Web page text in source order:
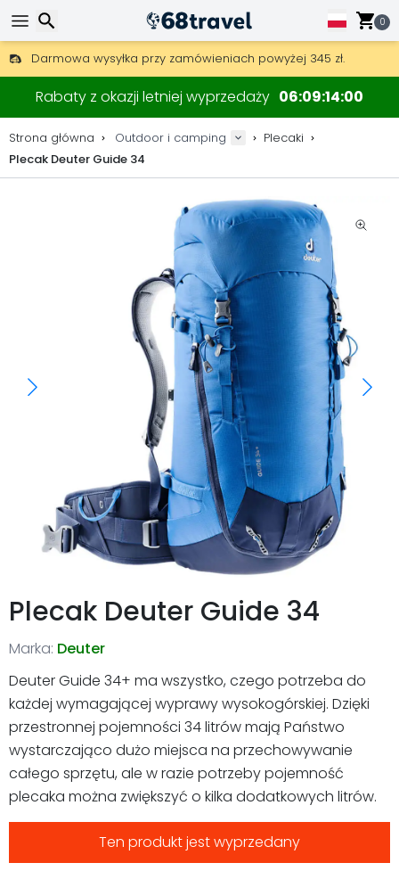
0
Darmowa wysyłka przy zamówieniach powyżej 345 zł.
30 dni na zwrot, 90 dni na drewniane mapy i dekoracje.
Najlepsze ceny na sprzęt outdoorowy i akcesoria.
Rabaty z okazji letniej wyprzedaży 06 09 14 00
Strona główna Outdoor i camping
Plecaki
Plecak Deuter Guide 34
Plecak Deuter Guide 34
Marka: Deuter
Deuter Guide 34+ ma wszystko, czego potrzeba do
każdej wymagającej wyprawy wysokogórskiej. Dzięki
przestronnej pojemności 34 litrów mają Państwo
wystarczająco dużo miejsca na przechowywanie
całego sprzętu, ale w razie potrzeby pojemność
plecaka można zwiększyć o kilka dodatkowych litrów.
Ten produkt jest wyprzedany
Wyszukaj
Wyszukaj